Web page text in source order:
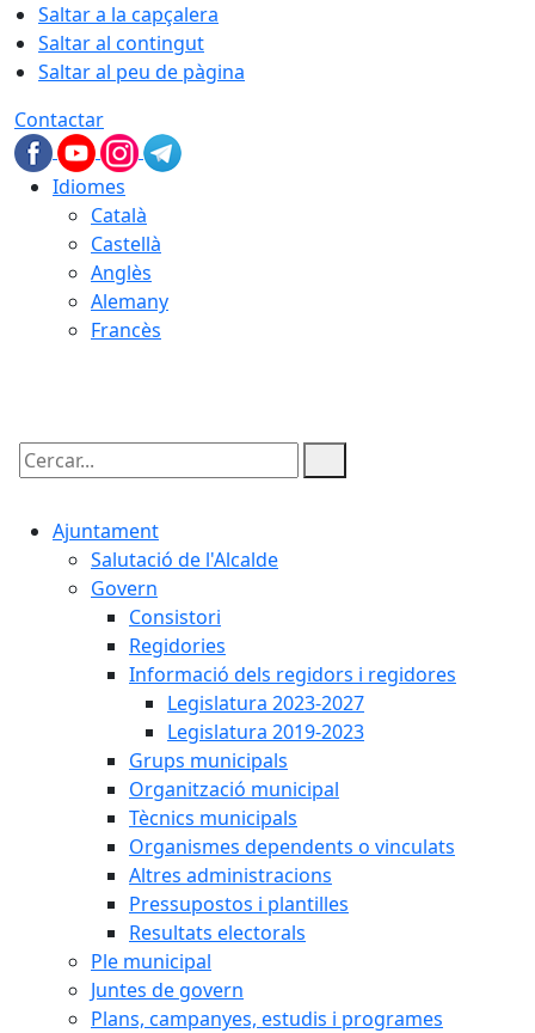
Saltar a la capçalera
Saltar al contingut
Saltar al peu de pàgina
Contactar
Idiomes
Català
Castellà
Anglès
Alemany
Francès
Cercar:
Ajuntament
Salutació de l'Alcalde
Govern
Consistori
Regidories
Informació dels regidors i regidores
Legislatura 2023-2027
Legislatura 2019-2023
Grups municipals
Organització municipal
Tècnics municipals
Organismes dependents o vinculats
Altres administracions
Pressupostos i plantilles
Resultats electorals
Ple municipal
Juntes de govern
Plans, campanyes, estudis i programes